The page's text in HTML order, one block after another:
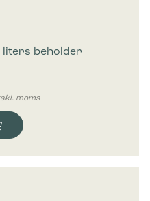
liters beholder
moms